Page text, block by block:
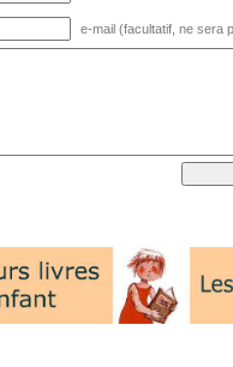
e-mail (facultatif, ne sera